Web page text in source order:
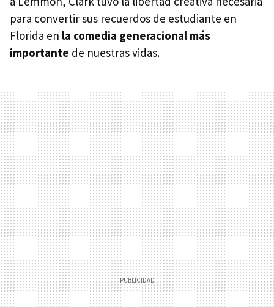
para convertir sus recuerdos de estudiante en
Florida en la comedia generacional más
importante de nuestras vidas.